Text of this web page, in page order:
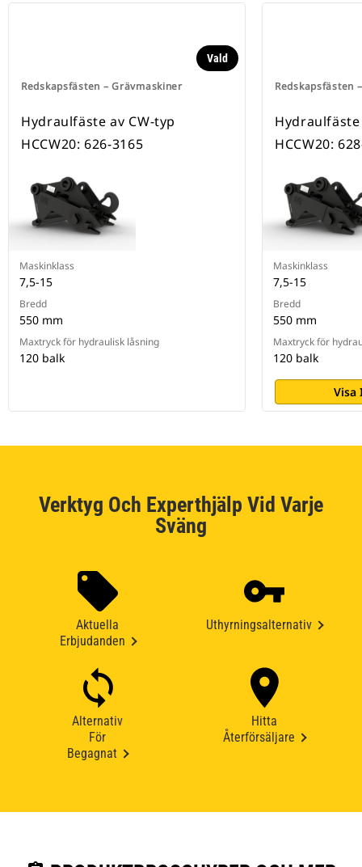
Redskapsfästen – Grävmaskiner
Vald
Hydraulfäste av CW-typ
HCCW20: 626-3165
Maskinklass
7,5-15
Bredd
550 mm
Maxtryck för hydraulisk låsning
120 balk
Redskapsfästen
Hydraulfäste
HCCW20:
Maskinklass
7,5-15
Bredd
550 mm
Maxtryck för
120 balk
Visa
Verktyg Och Experthjälp Vid Varje
Sväng
Aktuella
Erbjudanden
Uthyrningsalternativ
Alternativ
För
Begagnat
Hitta
Återförsäljare